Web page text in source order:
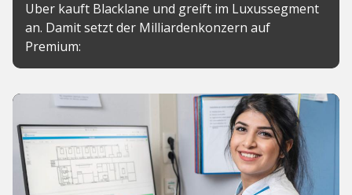
Uber kauft Blacklane und greift im Luxussegment
an. Damit setzt der Milliardenkonzern auf
Premium: